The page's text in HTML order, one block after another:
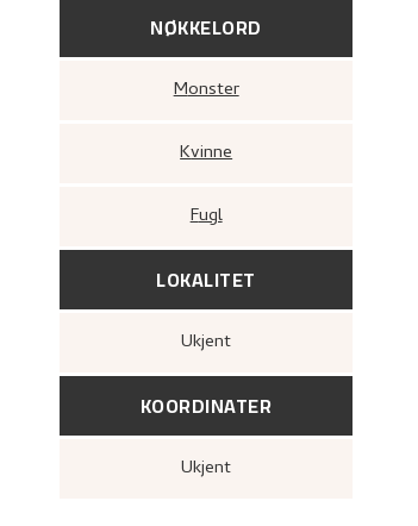
NØKKELORD
Monster
Kvinne
Fugl
LOKALITET
Ukjent
KOORDINATER
Ukjent